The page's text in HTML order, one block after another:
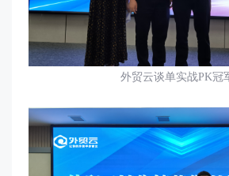
外贸云谈单实战PK冠